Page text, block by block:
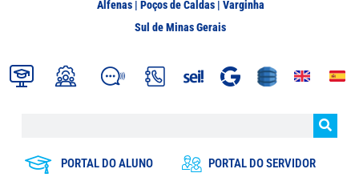
Alfenas | Poços de Caldas | Varginha
Sul de Minas Gerais
PORTAL DO ALUNO PORTAL DO SERVIDOR